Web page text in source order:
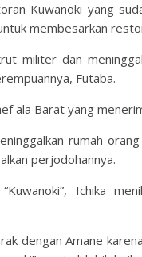
Kuwanoki yang
membesarkan
militer dan
Futaba.
ala Barat yang
rumah
perjodohannya.
Ichika
dengan Amane